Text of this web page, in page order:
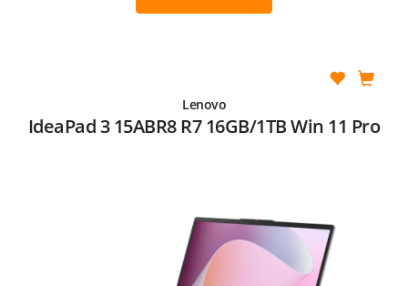
Lenovo
IdeaPad 3 15ABR8 R7 16GB/1TB Win 11 Pro